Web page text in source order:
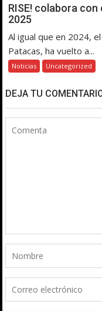
RISE! colabora
2025
Al igual que en 2024,
Patacas, ha vuelto a...
Noticias Uncategorized
DEJA TU